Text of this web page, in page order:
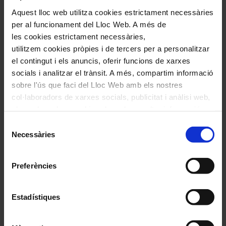
Aquest lloc web utilitza cookies estrictament necessàries
per al funcionament del Lloc Web. A més de
les cookies estrictament necessàries,
utilitzem cookies pròpies i de tercers per a personalitzar
el contingut i els anuncis, oferir funcions de xarxes
socials i analitzar el trànsit. A més, compartim informació
sobre l'ús que faci del Lloc Web amb els nostres
col·laboradors de xarxes socials, publicitat i anàlisi web,
de l'ús que hagi fet dels seus serveis. En el quadre
inferior pot “Permetre totes les cookies” o seleccionar el
"Permetre la selecció". Si vol més informació visiti la
deshabilitar o configurar les cookies en qualsevol
Necessàries
Preferències
Estadístiques
12:00
Sala de Concerts